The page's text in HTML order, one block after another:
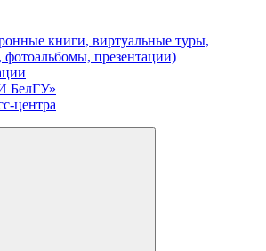
книги, виртуальные туры,
фотоальбомы, презентации)
БелГУ»
центра